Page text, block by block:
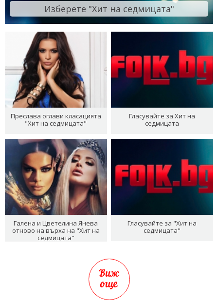
Изберете "Хит на седмицата"
Преслава оглави класацията
"Хит на седмицата"
Гласувайте за Хит на
седмицата
Галена и Цветелина Янева
отново на върха на "Хит на
седмицата"
Гласувайте за "Хит на
седмицата"
Виж
още